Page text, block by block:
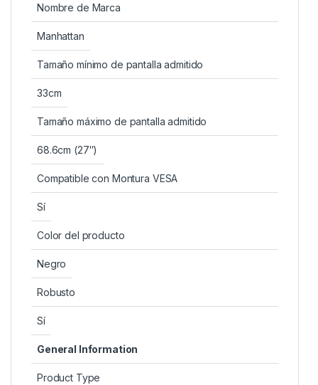
Nombre de Marca
Manhattan
Tamaño mínimo de pantalla admitido
33cm
Tamaño máximo de pantalla admitido
68.6cm (27″)
Compatible con Montura VESA
Sí
Color del producto
Negro
Robusto
Sí
General Information
Product Type